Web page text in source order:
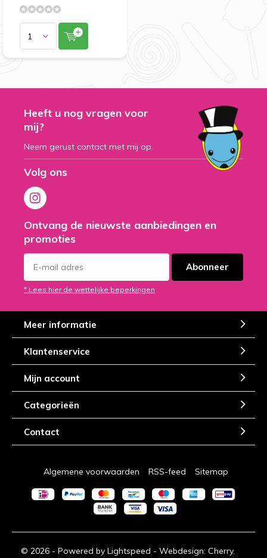
Heeft u nog vragen voor
mij?
Neem gerust contact met mij op.
Volg ons
Ontvang de nieuwste aanbiedingen en
promoties
Abonneer
* Lees hier de wettelijke beperkingen
Meer informatie
Klantenservice
Mijn account
Categorieën
Contact
© 2026 - Powered by Lightspeed - Webdesign: Cherry.
Algemene voorwaarden RSS-feed Sitemap